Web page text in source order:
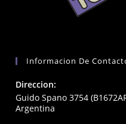
Informacion De
Direccion:
Guido Spano 3754
Argentina